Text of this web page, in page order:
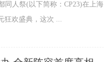
同人祭(以下简称：CP23)在上海
狂欢盛典，这次 ...